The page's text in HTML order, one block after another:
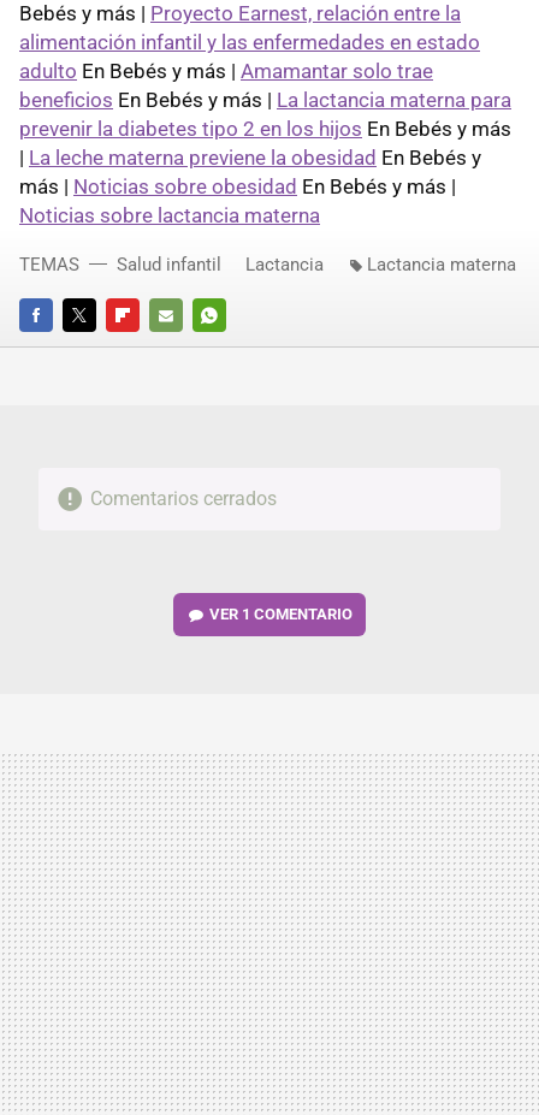
Bebés y más | Proyecto Earnest, relación entre la
alimentación infantil y las enfermedades en estado
adulto En Bebés y más | Amamantar solo trae
beneficios En Bebés y más | La lactancia materna para
prevenir la diabetes tipo 2 en los hijos En Bebés y más
| La leche materna previene la obesidad En Bebés y
más | Noticias sobre obesidad En Bebés y más |
Noticias sobre lactancia materna
FACEBOOKTWITTERFLIPBOARD
E-
WHATSAPP
TEMAS Salud infantil Lactancia Lactancia materna
Comentarios cerrados
VER 1 COMENTARIO